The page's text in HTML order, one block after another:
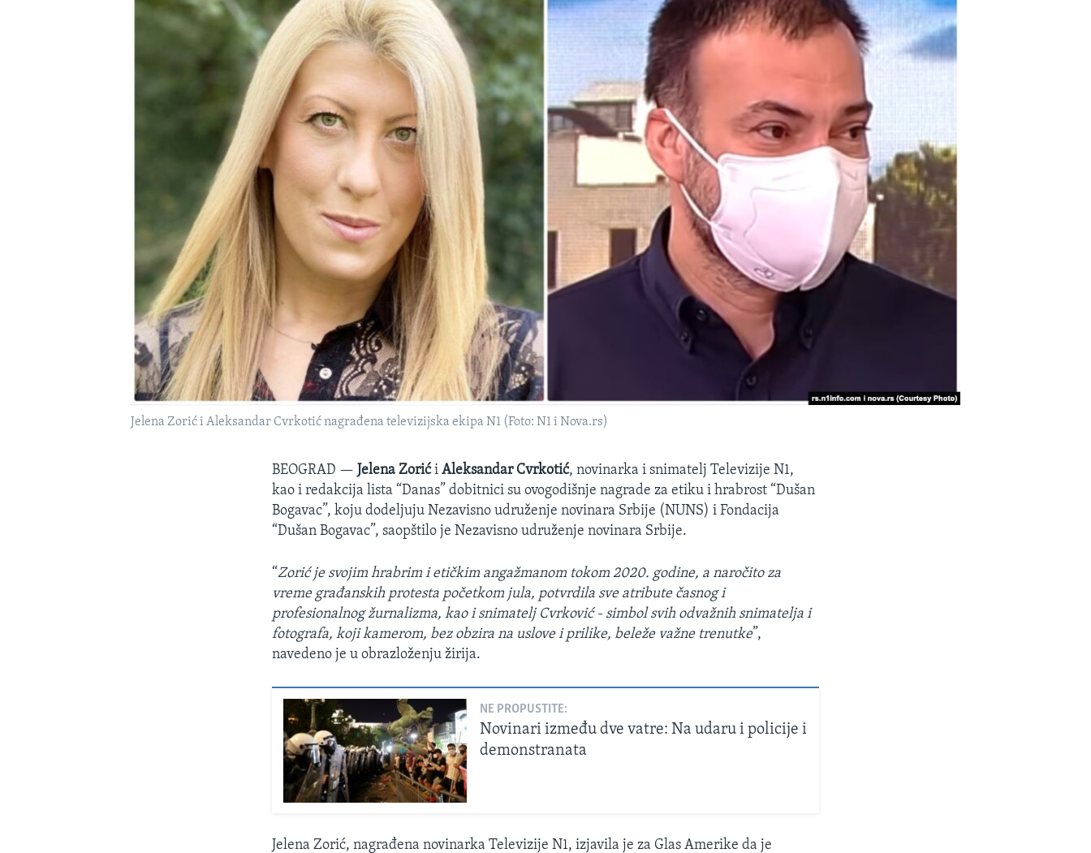
Jelena Zorić i Aleksandar Cvrkotić nagrađena televizijska ekipa N1 (Foto: N1 i Nova.rs)
BEOGRAD — Jelena ZorićiAleksandar Cvrkotić, novinarka i snimatelj Televizije N1,
kao i redakcija lista “Danas” dobitnici su ovogodišnje nagrade za etiku i hrabrost “Dušan
Bogavac”, koju dodeljuju Nezavisno udruženje novinara Srbije (NUNS) i Fondacija
“Dušan Bogavac”, saopštilo je Nezavisno udruženje novinara Srbije.
“Zorić je svojim hrabrim i etičkim angažmanom tokom 2020. godine, a naročito za
vreme građanskih protesta početkom jula, potvrdila sve atribute časnog i
profesionalnog žurnalizma, kao i snimatelj Cvrković - simbol svih odvažnih snimatelja i
fotografa, koji kamerom, bez obzira na uslove i prilike, beleže važne trenutke”,
navedeno je u obrazloženju žirija.
NE PROPUSTITE:
Novinari između dve vatre: Na udaru i policije i
demonstranata
Jelena Zorić, nagrađena novinarka Televizije N1, izjavila je za Glas Amerike da je